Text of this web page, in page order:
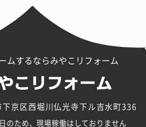
ムするならみやこリフォーム
京区西堀川仏光寺下ル吉水町336
のため、現場稼働はしておりません